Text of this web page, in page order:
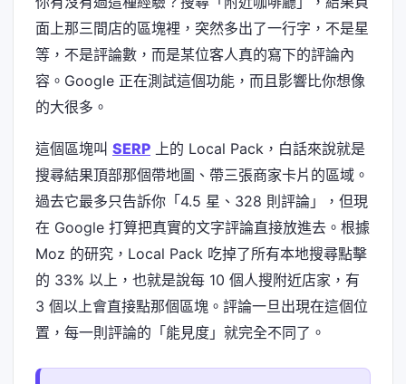
面上那三間店的區塊裡，突然多出了一行字，不是星
等，不是評論數，而是某位客人真的寫下的評論內
容。Google 正在測試這個功能，而且影響比你想像
的大很多。
這個區塊叫 SERP 上的 Local Pack，白話來說就是
搜尋結果頂部那個帶地圖、帶三張商家卡片的區域。
過去它最多只告訴你「4.5 星、328 則評論」，但現
在 Google 打算把真實的文字評論直接放進去。根據
Moz 的研究，Local Pack 吃掉了所有本地搜尋點擊
的 33% 以上，也就是說每 10 個人搜附近店家，有
3 個以上會直接點那個區塊。評論一旦出現在這個位
置，每一則評論的「能見度」就完全不同了。